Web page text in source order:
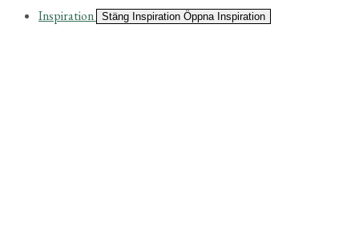
Inspiration Stäng Inspiration Öppna Inspiration